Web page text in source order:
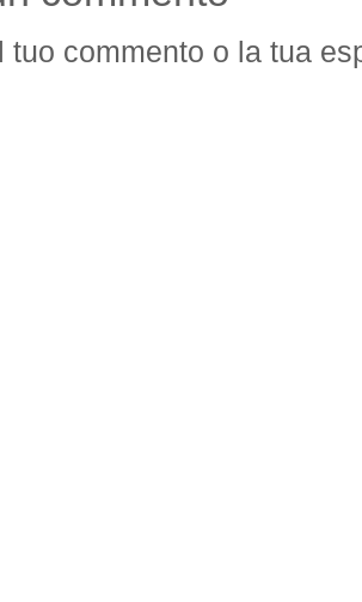
tuo commento o la tua